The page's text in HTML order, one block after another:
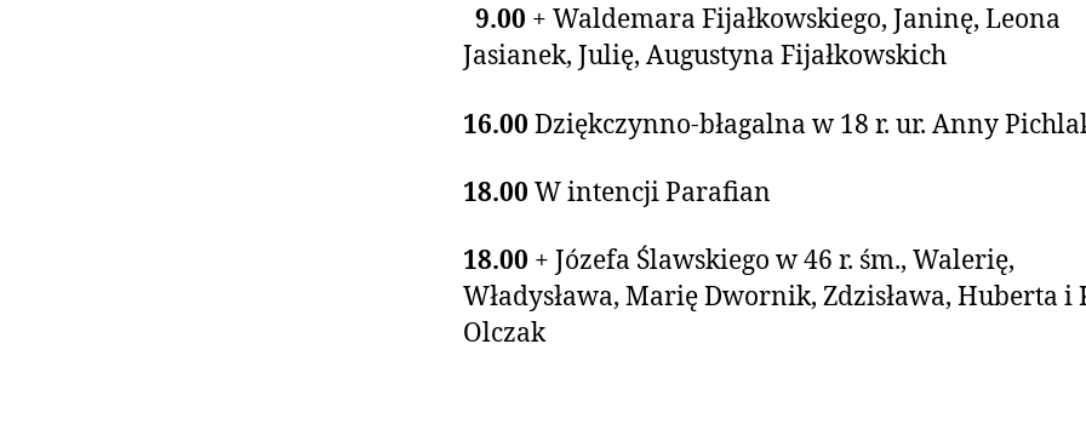
9.00 + Waldemara Fijałkowskiego, Janinę, Leona
Jasianek, Julię, Augustyna Fijałkowskich
16.00 Dziękczynno-błagalna w 18 r. ur. Anny
18.00 W intencji Parafian
18.00 + Józefa Ślawskiego w 46 r. śm., Walerię,
Władysława, Marię Dwornik, Zdzisława, Huberta i
Olczak